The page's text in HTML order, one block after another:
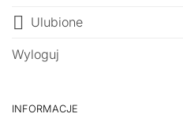
Ulubione
Wyloguj
INFORMACJE